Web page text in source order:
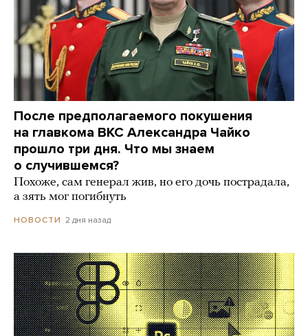
После предполагаемого покушения
на главкома ВКС Александра Чайко
прошло три дня. Что мы знаем
о случившемся?
Похоже, сам генерал жив, но его дочь пострадала,
а зять мог погибнуть
НОВОСТИ 2 дня назад